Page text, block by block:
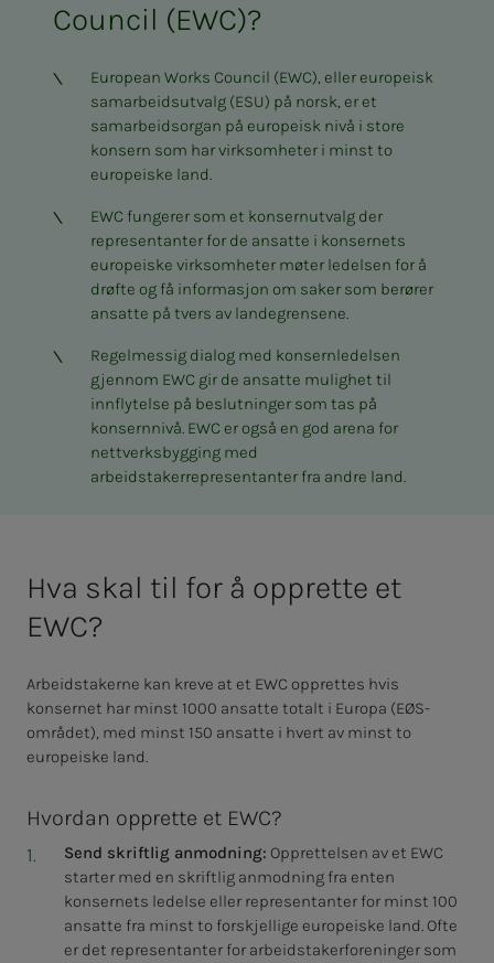
Council (EWC)?
European Works Council (EWC), eller europeisk
samarbeidsutvalg (ESU) på norsk, er et
samarbeidsorgan på europeisk nivå i store
konsern som har virksomheter i minst to
europeiske land.
EWC fungerer som et konsernutvalg der
representanter for de ansatte i konsernets
europeiske virksomheter møter ledelsen for å
drøfte og få informasjon om saker som berører
ansatte på tvers av landegrensene.
Regelmessig dialog med konsernledelsen
gjennom EWC gir de ansatte mulighet til
innflytelse på beslutninger som tas på
konsernnivå. EWC er også en god arena for
nettverksbygging med
arbeidstakerrepresentanter fra andre land.
Hva skal til for å opprette et
EWC?
Arbeidstakerne kan kreve at et EWC opprettes hvis
konsernet har minst 1000 ansatte totalt i Europa (EØS-
området), med minst 150 ansatte i hvert av minst to
europeiske land.
Hvordan opprette et EWC?
Send skriftlig anmodning: Opprettelsen av et EWC
starter med en skriftlig anmodning fra enten
konsernets ledelse eller representanter for minst 100
ansatte fra minst to forskjellige europeiske land. Ofte
er det representanter for arbeidstakerforeninger som